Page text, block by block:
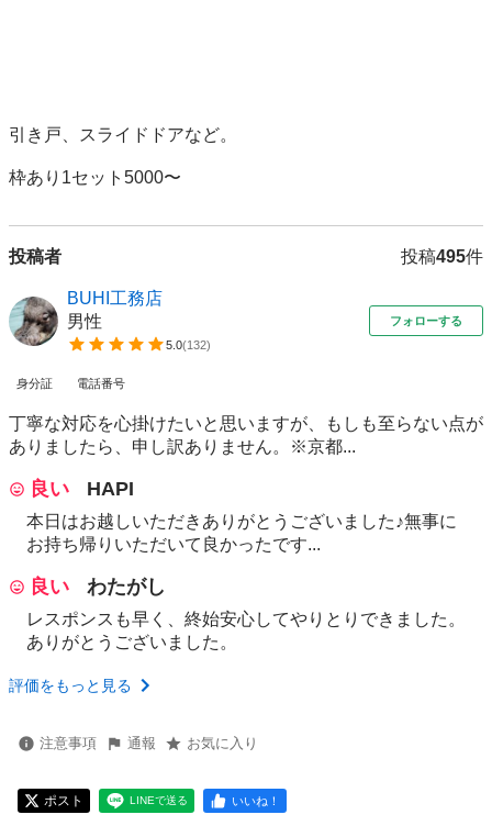
引き戸、スライドドアなど。
枠あり1セット5000〜
投稿者 投稿495件
BUHI工務店
男性
5.0(132)
フォローする
身分証 電話番号
丁寧な対応を心掛けたいと思いますが、もしも至らない点が
ありましたら、申し訳ありません。※京都...
良い HAPI
本日はお越しいただきありがとうございました♪無事に
お持ち帰りいただいて良かったです...
良い わたがし
レスポンスも早く、終始安心してやりとりできました。
ありがとうございました。
評価をもっと見る
注意事項 通報 お気に入り
ポスト LINEで送る いいね！